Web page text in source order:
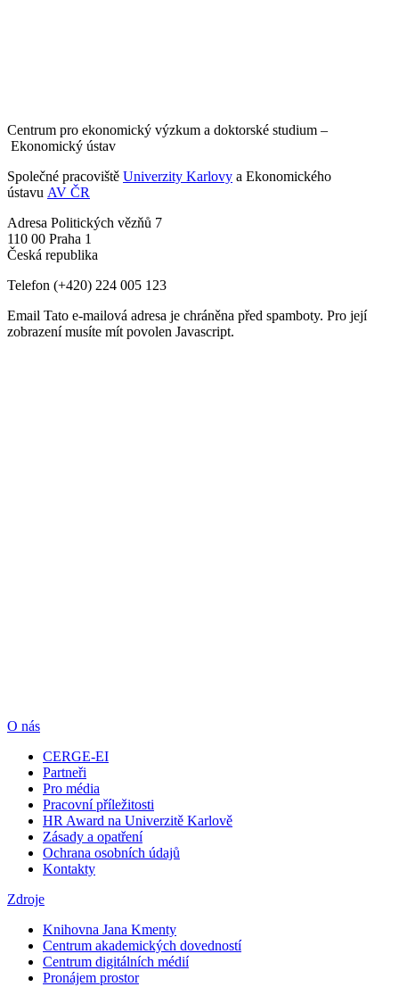
Centrum pro ekonomický výzkum a doktorské studium –
Ekonomický ústav
Společné pracoviště Univerzity Karlovy a Ekonomického
ústavu AV ČR
Adresa Politických vězňů 7
110 00 Praha 1
Česká republika
Telefon (+420) 224 005 123
Email Tato e-mailová adresa je chráněna před spamboty. Pro její
zobrazení musíte mít povolen Javascript.
O nás
CERGE-EI
Partneři
Pro média
Pracovní příležitosti
HR Award na Univerzitě Karlově
Zásady a opatření
Ochrana osobních údajů
Kontakty
Zdroje
Knihovna Jana Kmenty
Centrum akademických dovedností
Centrum digitálních médií
Pronájem prostor